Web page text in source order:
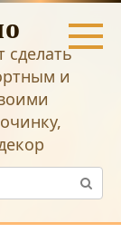
сделать
и